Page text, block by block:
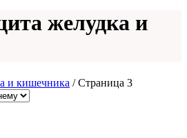
желудка и
и кишечника / Страница 3